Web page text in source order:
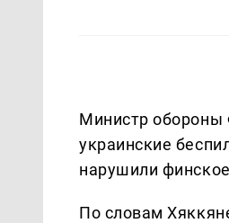
Министр обороны
украинские
нарушили
По словам